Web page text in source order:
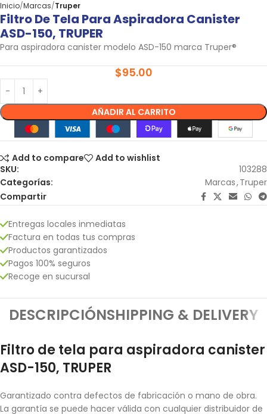
Inicio Marcas Truper
Filtro De Tela Para Aspiradora Canister
ASD-150, TRUPER
Para aspiradora canister modelo ASD-150 marca Truper®
$95.00
AÑADIR AL CARRITO
Add to compare
Add to wishlist
SKU:
103288
Categorías:
Marcas,Truper
Compartir
Entregas locales inmediatas
Factura en todas tus compras
Productos garantizados
Pagos 100% seguros
Recoge en sucursal
DESCRIPCIÓNSHIPPING & DELIVERY
Filtro de tela para aspiradora canister
ASD-150, TRUPER
Garantizado contra defectos de fabricación o mano de obra.
La garantía se puede hacer válida con cualquier distribuidor de